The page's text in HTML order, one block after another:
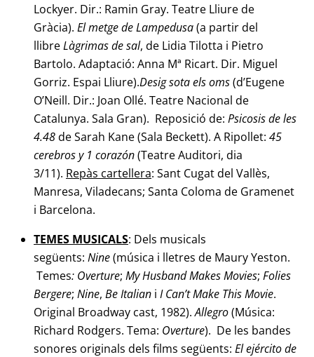
Lockyer. Dir.: Ramin Gray. Teatre Lliure de
Gràcia). El metge de Lampedusa(a partir del
llibreLàgrimas de sal, de Lidia Tilotta i Pietro
Bartolo. Adaptació: Anna Mª Ricart. Dir. Miguel
Gorriz. Espai Lliure).Desig sota els oms(d’Eugene
O’Neill. Dir.: Joan Ollé. Teatre Nacional de
Catalunya. Sala Gran). Reposició de: Psicosis de les
4.48de Sarah Kane (Sala Beckett). A Ripollet: 45
cerebros y 1 corazón(Teatre Auditori, dia
3/11). Repàs cartellera: Sant Cugat del Vallès,
Manresa, Viladecans; Santa Coloma de Gramenet
i Barcelona.
TEMES MUSICALS: Dels musicals
següents: Nine(música i lletres de Maury Yeston.
Temes: Overture; My Husband Makes Movies; Folies
Bergere; Nine, Be Italian i I Can’t Make This Movie.
Original Broadway cast, 1982).Allegro(Música:
Richard Rodgers. Tema: Overture). De les bandes
sonores originals dels films següents: El ejército de